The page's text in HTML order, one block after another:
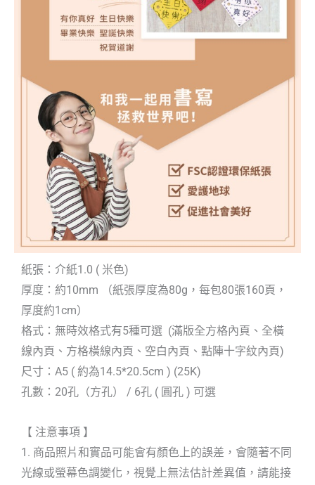
紙張：介紙1.0 ( 米色)
厚度：約10mm （紙張厚度為80g，每包80張160頁，
厚度約1cm）
格式：無時效格式有5種可選 (滿版全方格內頁、全橫
線內頁、方格橫線內頁、空白內頁、點陣十字紋內頁)
尺寸：A5 ( 約為14.5*20.5cm ) (25K)
孔數：20孔（方孔） / 6孔 ( 圓孔 ) 可選
【 注意事項 】
1. 商品照片和實品可能會有顏色上的誤差，會隨著不同
光線或螢幕色調變化，視覺上無法估計差異值，請能接